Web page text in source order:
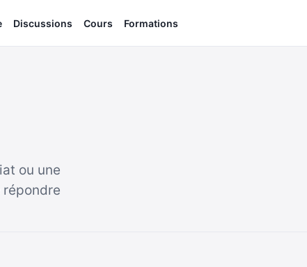
Discussions Cours Formations
ou une